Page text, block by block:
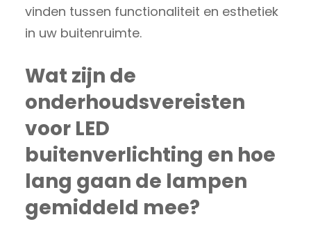
vinden tussen functionaliteit en esthetiek
in uw buitenruimte.
Wat zijn de
onderhoudsvereisten
voor LED
buitenverlichting en hoe
lang gaan de lampen
gemiddeld mee?